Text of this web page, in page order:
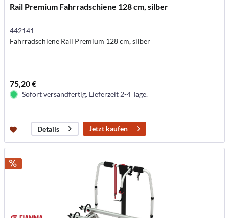
Rail Premium Fahrradschiene 128 cm, silber
442141
Fahrradschiene Rail Premium 128 cm, silber
75,20 €
Sofort versandfertig. Lieferzeit 2-4 Tage.
Details Jetzt kaufen